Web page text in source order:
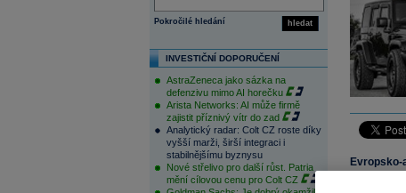
hledat
Pokročilé hledání
INVESTIČNÍ DOPORUČENÍ
AstraZeneca jako sázka na
defenzivu mimo AI horečku
Arista Networks: AI může firmě
zajistit příznivý vítr do zad
Analytický radar: Colt CZ roste díky
vyšší marži, širší integraci i
stabilnějšímu byznysu
Nové střelivo pro další růst. Patria
mění cílovou cenu pro Colt CZ